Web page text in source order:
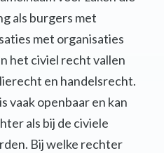
als burgers met
met organisaties
het civiel recht vallen
en handelsrecht.
vaak openbaar en kan
als bij de civiele
Bij welke rechter